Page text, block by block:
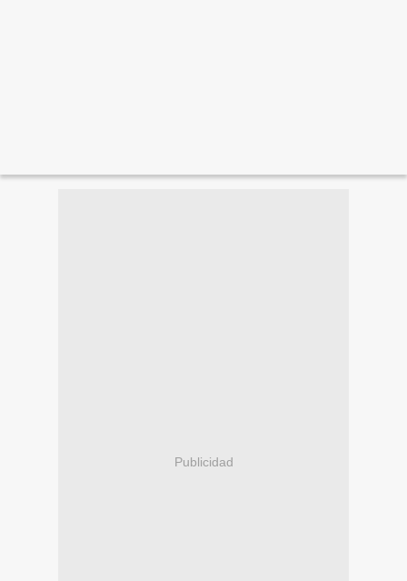
Publicidad